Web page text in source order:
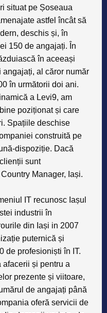
situat pe Șoseaua
astfel încât să
deschis și, în
150 de angajați. În
în aceeași
al căror număr
în următorii doi ani.
a Levi9, am
poziționat și care
Spațiile deschise
construită pe
dispoziție. Dacă
sunt
Manager, Iași.
IT recunosc Iașul
industrii în
din Iași in 2007
puternică și
de profesioniști în IT.
afacerii și pentru a
prezente și viitoare,
de angajați până
oferă servicii de